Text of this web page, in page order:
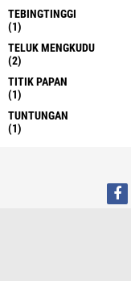
TEBINGTINGGI
(1)
TELUK MENGKUDU
(2)
TITIK PAPAN
(1)
TUNTUNGAN
(1)